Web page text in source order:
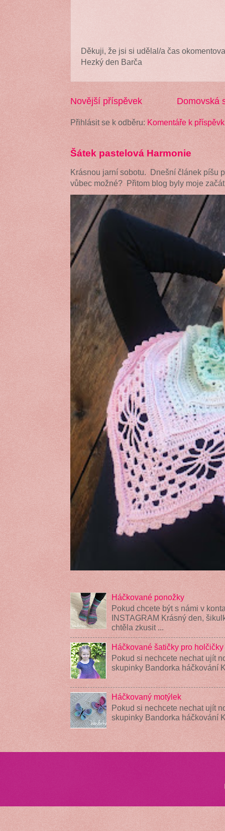
Děkuji, že jsi si udělal/a čas
Hezký den Barča
Novější příspěvek Domovská
Přihlásit se k odběru: Komentáře k
Šátek pastelová Harmonie
Krásnou jarní sobotu. Dnešní článek píšu
vůbec možné? Přitom blog byly moje
Háčkované ponožky
Pokud chcete být s námi v
INSTAGRAM Krásný den,
chtěla zkusit ...
Háčkované šatičky pro holčičky
Pokud si nechcete nechat ujít
skupinky Bandorka háčkování
Háčkovaný motýlek
Pokud si nechcete nechat ujít
skupinky Bandorka háčkování